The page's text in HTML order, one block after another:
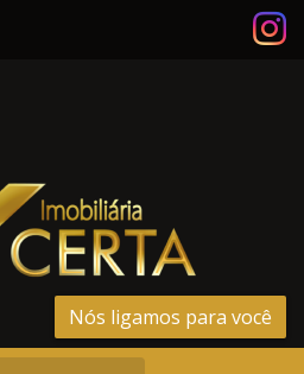
Nós ligamos para você